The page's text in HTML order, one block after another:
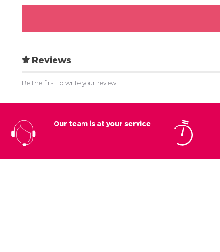
Reviews
Be the first to write your review !
Our team is at your service